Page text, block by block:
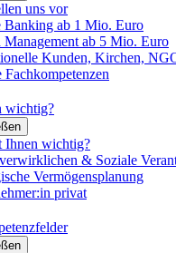
uns vor
Banking ab 1 Mio. Euro
Management ab 5 Mio. Euro
Kunden, Kirchen,
Fachkompetenzen
wichtig?
Ihnen wichtig?
& Soziale
Vermögensplanung
privat